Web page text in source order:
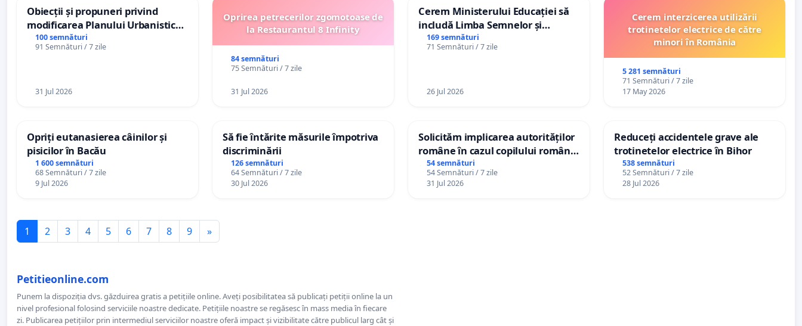
Obiecții și propuneri privind
modificarea Planului Urbanistic
General al orașului Ialoveni
100 semnături
91 Semnături / 7 zile
31 Jul 2026
Oprirea petrecerilor zgomotoase de
la Restaurantul 8 Infinity
84 semnături
75 Semnături / 7 zile
31 Jul 2026
Cerem Ministerului Educației să
includă Limba Semnelor și
alfabetul Braille în școlile din
Republica Moldova!
169 semnături
71 Semnături / 7 zile
26 Jul 2026
Cerem interzicerea utilizării
trotinetelor electrice de către
minori în România
5 281 semnături
71 Semnături / 7 zile
17 May 2026
Opriți eutanasierea câinilor și
pisicilor în Bacău
1 600 semnături
68 Semnături / 7 zile
9 Jul 2026
Să fie întărite măsurile împotriva
discriminării
126 semnături
64 Semnături / 7 zile
30 Jul 2026
Solicităm implicarea autorităților
române în cazul copilului român
Wiliam Kristian Gheorghe, aflat în
plasament în Danemarca de 12
54 semnături
54 Semnături / 7 zile
31 Jul 2026
Reduceți accidentele grave ale
trotinetelor electrice în Bihor
538 semnături
52 Semnături / 7 zile
28 Jul 2026
1 2 3 4 5 6 7 8 9 »
Petitieonline.com
Punem la dispoziția dvs. găzduirea gratis a petițiile online. Aveți posibilitatea să publicați petiții online la un
nivel profesional folosind serviciile noastre dedicate. Petițiile noastre se regăsesc în mass media în fiecare
zi. Publicarea petițiilor prin intermediul serviciilor noastre oferă impact și vizibilitate către publicul larg cât și